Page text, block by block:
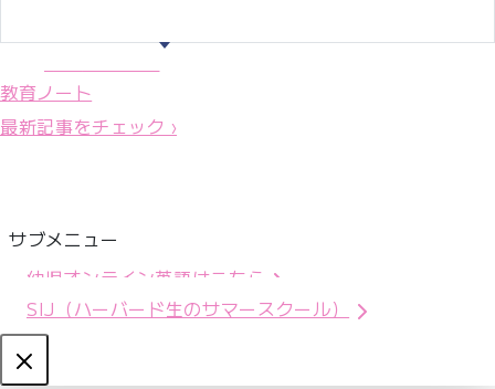
教育ノート
最新記事をチェック ›
サブメニュー
幼児オンライン英語はこちら
SIJ（ハーバード生のサマースクール）